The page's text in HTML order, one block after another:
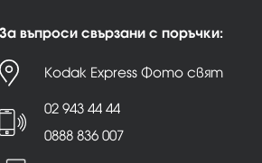
За въпроси свързани с поръчки:
Kodak Express Фото свят
02 943 44 44
0888 836 007